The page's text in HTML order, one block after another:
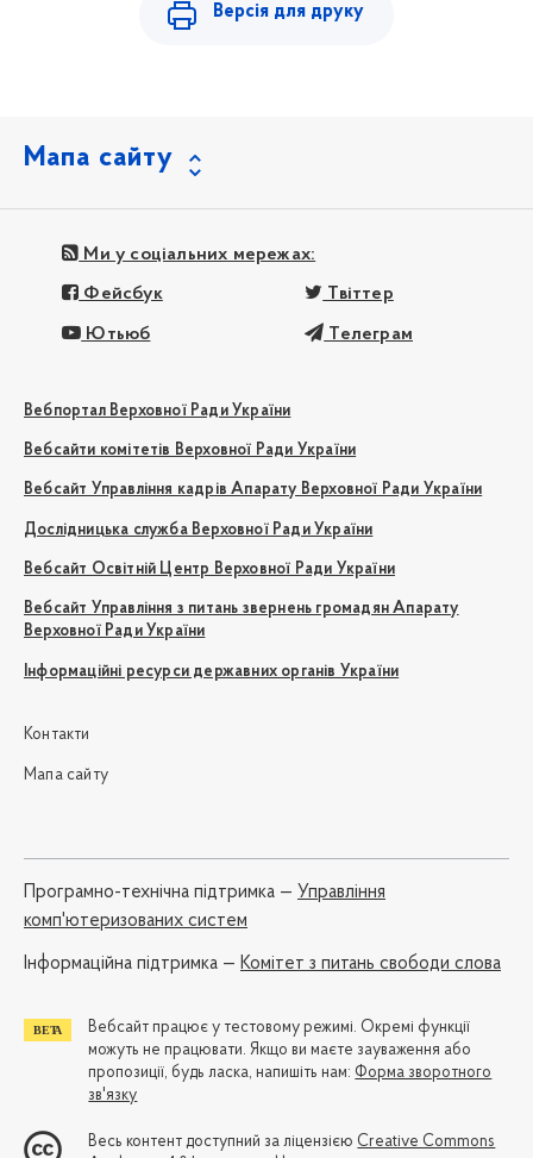
Версія для друку
Мапа сайту
Ми у соціальних мережах:
Фейсбук Твіттер
Ютьюб Телеграм
Вебпортал Верховної Ради України
Вебсайти комітетів Верховної Ради України
Вебсайт Управління кадрів Апарату Верховної Ради України
Дослідницька служба Верховної Ради України
Вебсайт Освітній Центр Верховної Ради України
Вебсайт Управління з питань звернень громадян Апарату
Верховної Ради України
Інформаційні ресурси державних органів України
Контакти
Мапа сайту
Програмно-технічна підтримка — Управління
комп'ютеризованих систем
Iнформаційна підтримка — Комітет з питань свободи слова
Вебсайт працює у тестовому режимі. Окремі функції
можуть не працювати. Якщо ви маєте зауваження або
пропозиції, будь ласка, напишіть нам: Форма зворотного
зв'язку
Весь контент доступний за ліцензією Creative Commons